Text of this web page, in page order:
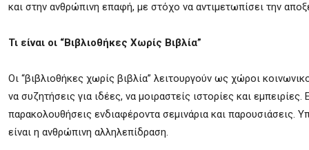
και στην ανθρώπινη επαφή, με στόχο να αντιμετωπίσει την
Τι είναι οι “Βιβλιοθήκες Χωρίς Βιβλία”
Οι “βιβλιοθήκες χωρίς βιβλία” λειτουργούν ως χώροι
να συζητήσεις για ιδέες, να μοιραστείς ιστορίες και
παρακολουθήσεις ενδιαφέροντα σεμινάρια και παρουσιάσεις.
είναι η ανθρώπινη αλληλεπίδραση.